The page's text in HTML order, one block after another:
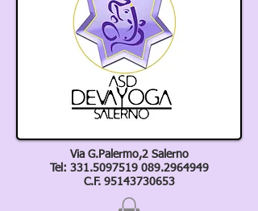
Via G.Palermo,2 Salerno
Tel: 331.5097519 089.2964949
C.F. 95143730653